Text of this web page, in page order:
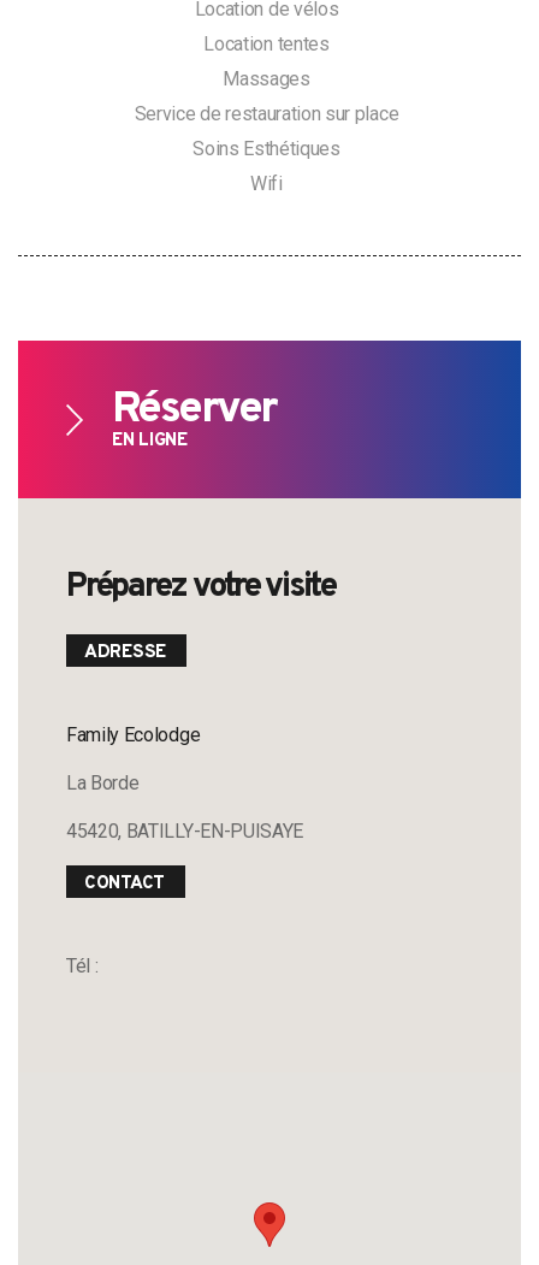
Location de vélos
Location tentes
Massages
Service de restauration sur place
Soins Esthétiques
Wifi
Réserver
EN LIGNE
Préparez votre visite
ADRESSE
Family Ecolodge
La Borde
45420, BATILLY-EN-PUISAYE
CONTACT
Tél :